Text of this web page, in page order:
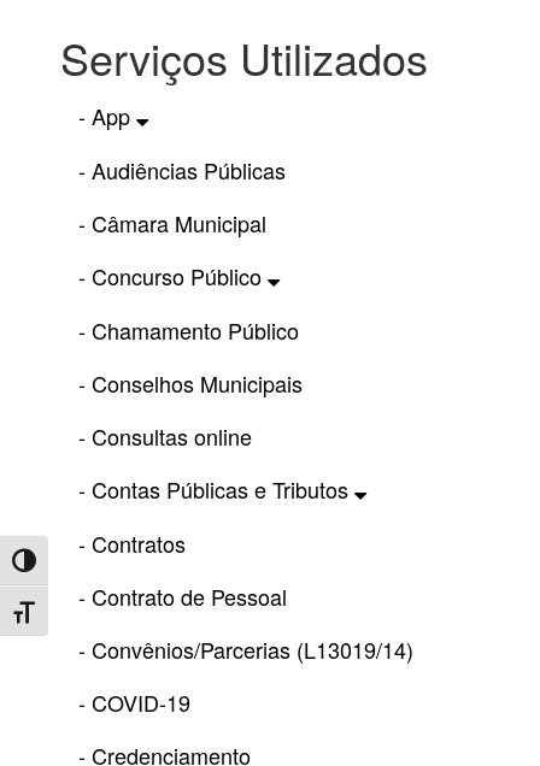
Toggle High Contrast
Toggle Font size
Serviços Utilizados
- App
- Audiências Públicas
- Câmara Municipal
- Concurso Público
- Chamamento Público
- Conselhos Municipais
- Consultas online
- Contas Públicas e Tributos
- Contratos
- Contrato de Pessoal
- Convênios/Parcerias (L13019/14)
- COVID-19
- Credenciamento